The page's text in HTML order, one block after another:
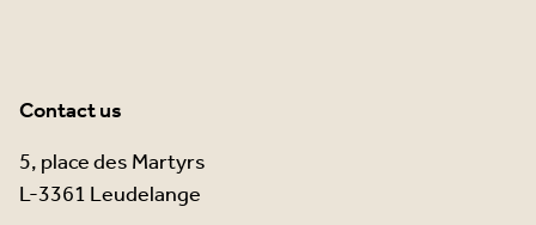
Contact us
5, place des Martyrs
L-3361 Leudelange